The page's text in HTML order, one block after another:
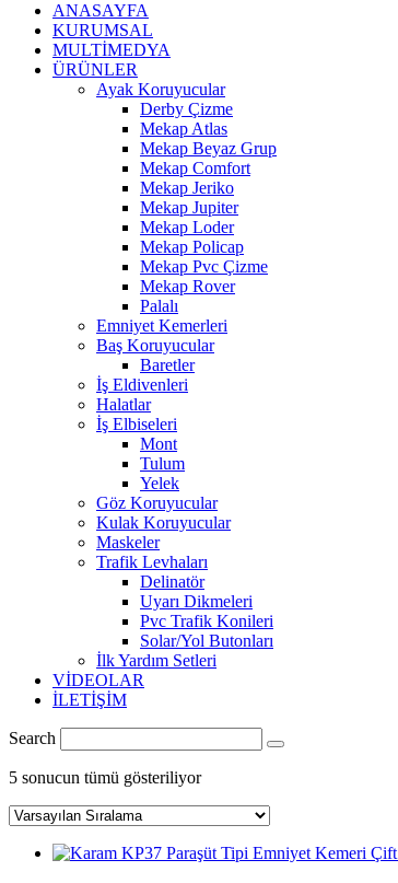
ANASAYFA
KURUMSAL
MULTİMEDYA
ÜRÜNLER
Ayak Koruyucular
Derby Çizme
Mekap Atlas
Mekap Beyaz Grup
Mekap Comfort
Mekap Jeriko
Mekap Jupiter
Mekap Loder
Mekap Policap
Mekap Pvc Çizme
Mekap Rover
Palalı
Emniyet Kemerleri
Baş Koruyucular
Baretler
İş Eldivenleri
Halatlar
İş Elbiseleri
Mont
Tulum
Yelek
Göz Koruyucular
Kulak Koruyucular
Maskeler
Trafik Levhaları
Delinatör
Uyarı Dikmeleri
Pvc Trafik Konileri
Solar/Yol Butonları
İlk Yardım Setleri
VİDEOLAR
İLETİŞİM
Search
5 sonucun tümü gösteriliyor